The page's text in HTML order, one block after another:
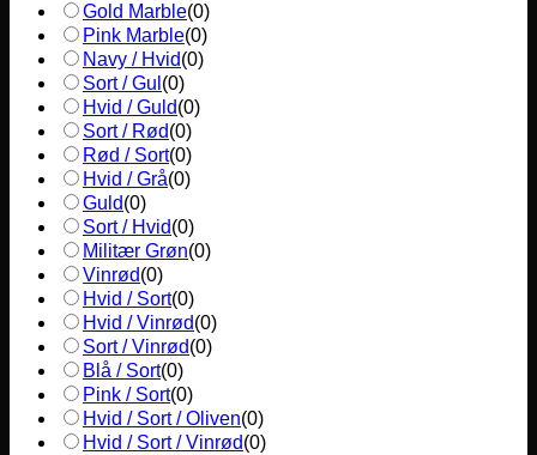
Gold Marble(0)
Pink Marble(0)
Navy / Hvid(0)
Sort / Gul (0)
Hvid / Guld(0)
Sort / Rød(0)
Rød / Sort(0)
Hvid / Grå(0)
Guld(0)
Sort / Hvid(0)
Militær Grøn(0)
Vinrød(0)
Hvid / Sort(0)
Hvid / Vinrød(0)
Sort / Vinrød(0)
Blå / Sort(0)
Pink / Sort(0)
Hvid / Sort / Oliven(0)
Hvid / Sort / Vinrød(0)